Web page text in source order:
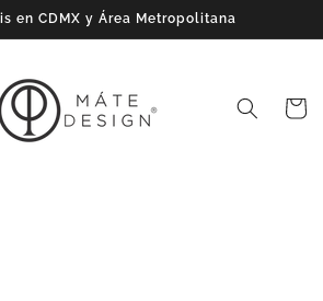
en CDMX y Área Metropolitana
Carrito